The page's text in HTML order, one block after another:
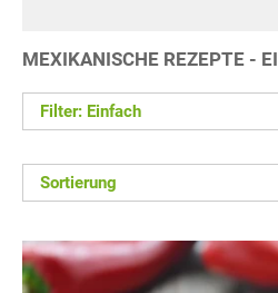
MEXIKANISCHE REZEPTE -
Filter: Einfach
Sortierung